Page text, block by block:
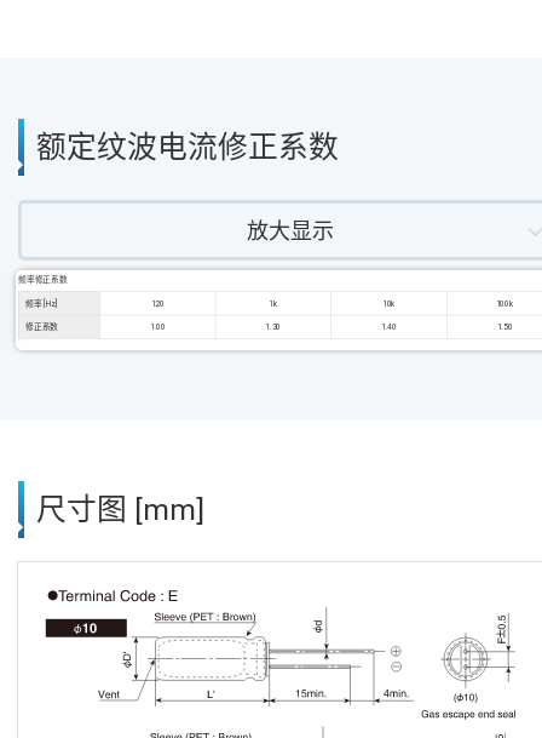
额定纹波电流修正系数
放大显示
频率修正系数
频率 [Hz] 120 1k 10k 100k
修正系数 1.00 1.30 1.40 1.50
尺寸图 [mm]